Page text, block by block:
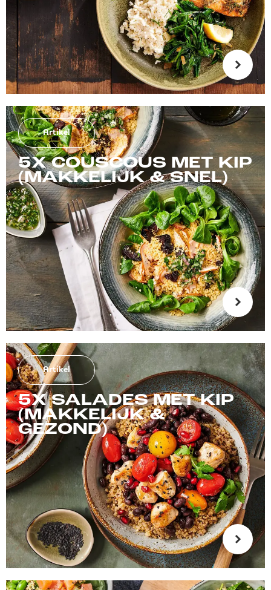
Artikel
5X COUSCOUS MET KIP
(MAKKELIJK & SNEL)
Artikel
5X SALADES MET KIP
(MAKKELIJK &
GEZOND)